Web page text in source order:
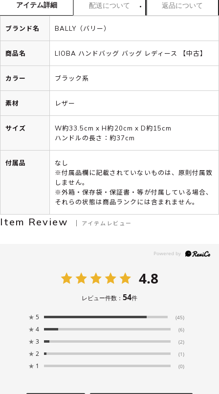
アイテム詳細 配送について 返品について
ブランド名 BALLY（バリー）
商品名 LIOBA ハンドバッグ バッグ レディース 【中古】
カラー ブラック系
素材 レザー
サイズ
W約33.5cm x H約20cm x D約15cm
ハンドルの長さ：約37cm
付属品
なし
※付属品欄に記載されていないものは、原則付属致
しません。
※外箱・保存袋・保証書・等が付属している場合、
それらの状態は商品ランクには含まれません。
Item Review アイテムレビュー
4.8
レビュー件数： 54件
★ 5 (45)
★ 4 (6)
★ 3 (2)
★ 2 (1)
★ 1 (0)